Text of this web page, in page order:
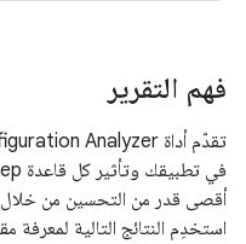
فهم التقرير
استخدِم النتائج التالية لمعرفة